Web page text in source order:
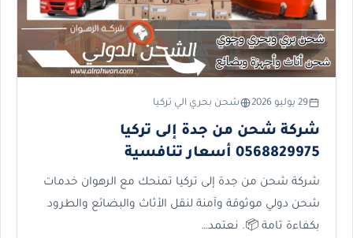
29 يوليو 2026 شحن بحري الي تركيا
شركة شحن من جدة إلى تركيا
0568829975 أسعار تنافسية
شركة شحن من جدة إلى تركيا تمنحك مع الرهوان خدمات
شحن دولي موثوقة وآمنة لنقل الأثاث والبضائع والطرود
بكفاءة تامة 📦. نعتمد…